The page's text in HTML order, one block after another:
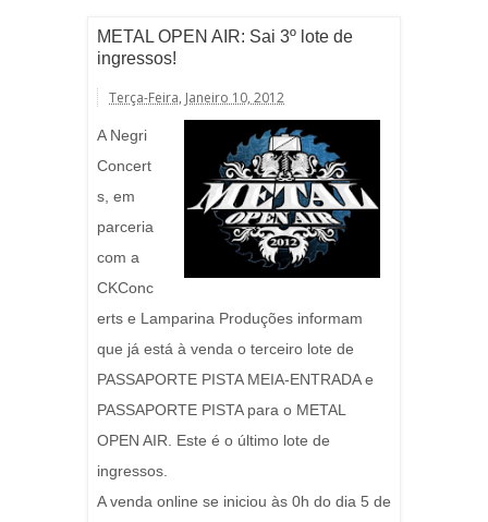
METAL OPEN AIR: Sai 3º lote de
ingressos!
Terça-Feira, Janeiro 10, 2012
A Negri
Concert
s, em
parceria
com a
CKConc
erts e Lamparina Produções informam
que já está à venda o terceiro lote de
PASSAPORTE PISTA MEIA-ENTRADA e
PASSAPORTE PISTA para o METAL
OPEN AIR. Este é o último lote de
ingressos.
A venda online se iniciou às 0h do dia 5 de